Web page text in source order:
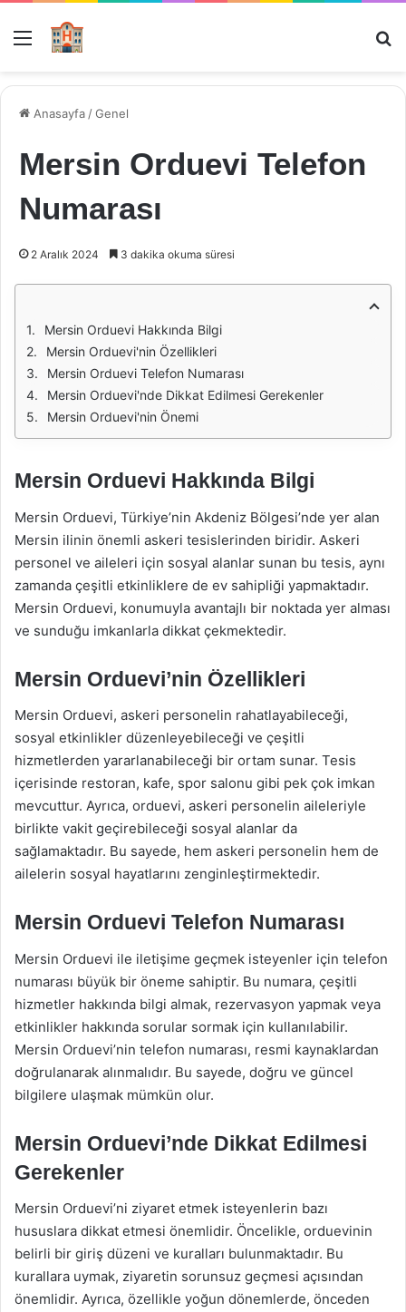
Menü
Anasayfa /Genel
Mersin Orduevi Telefon
Numarası
2 Aralık 2024 3 dakika okuma süresi
Mersin Orduevi Hakkında Bilgi
Mersin Orduevi'nin Özellikleri
Mersin Orduevi Telefon Numarası
Mersin Orduevi'nde Dikkat Edilmesi Gerekenler
Mersin Orduevi'nin Önemi
Mersin Orduevi Hakkında Bilgi
Mersin Orduevi, Türkiye’nin Akdeniz Bölgesi’nde yer alan
Mersin ilinin önemli askeri tesislerinden biridir. Askeri
personel ve aileleri için sosyal alanlar sunan bu tesis, aynı
zamanda çeşitli etkinliklere de ev sahipliği yapmaktadır.
Mersin Orduevi, konumuyla avantajlı bir noktada yer alması
ve sunduğu imkanlarla dikkat çekmektedir.
Mersin Orduevi’nin Özellikleri
Mersin Orduevi, askeri personelin rahatlayabileceği,
sosyal etkinlikler düzenleyebileceği ve çeşitli
hizmetlerden yararlanabileceği bir ortam sunar. Tesis
içerisinde restoran, kafe, spor salonu gibi pek çok imkan
mevcuttur. Ayrıca, orduevi, askeri personelin aileleriyle
birlikte vakit geçirebileceği sosyal alanlar da
sağlamaktadır. Bu sayede, hem askeri personelin hem de
ailelerin sosyal hayatlarını zenginleştirmektedir.
Mersin Orduevi Telefon Numarası
Mersin Orduevi ile iletişime geçmek isteyenler için telefon
numarası büyük bir öneme sahiptir. Bu numara, çeşitli
hizmetler hakkında bilgi almak, rezervasyon yapmak veya
etkinlikler hakkında sorular sormak için kullanılabilir.
Mersin Orduevi’nin telefon numarası, resmi kaynaklardan
doğrulanarak alınmalıdır. Bu sayede, doğru ve güncel
bilgilere ulaşmak mümkün olur.
Mersin Orduevi’nde Dikkat Edilmesi
Gerekenler
Mersin Orduevi’ni ziyaret etmek isteyenlerin bazı
hususlara dikkat etmesi önemlidir. Öncelikle, orduevinin
belirli bir giriş düzeni ve kuralları bulunmaktadır. Bu
kurallara uymak, ziyaretin sorunsuz geçmesi açısından
önemlidir. Ayrıca, özellikle yoğun dönemlerde, önceden